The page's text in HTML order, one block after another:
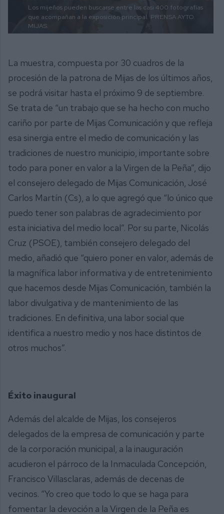
Los mijeños pueden buscarse entre las casi 400 fotografías
que acompañan a la exposición principal. PRENSA AYTO.
MIJAS.
La muestra, compuesta por 30 cuadros de la
procesión de la patrona de Mijas de los últimos años,
se podrá visitar hasta el próximo 9 de septiembre.
Se trata de “un trabajo que se ha hecho con mucho
cariño por parte de Mijas Comunicación y que refleja
esa sinergia entre el medio de comunicación y las
tradiciones de nuestro municipio, importante sobre
todo para poner en valor a la Virgen de la Peña”, dijo
el consejero delegado de Mijas Comunicación, José
Carlos Martín (Cs), a lo que agregó que “lo único que
puedo tener son palabras de agradecimiento por
esta iniciativa del medio local”. Por su parte, Nicolás
Cruz (PSOE), también consejero delegado del
medio, añadió que “quiero poner en valor, además de
la magnífica labor informativa y de entretenimiento
que hacemos desde Mijas Comunicación, también la
labor divulgativa y de mantenimiento de las
tradiciones. En definitiva, una labor social que
identifica a nuestro medio y nos hace distintos de
otros muchos”.
Éxito inaugural
Además del alcalde de Mijas, los consejeros
delegados de la empresa de comunicación y parte
de la corporación municipal, a la inauguración
acudieron el párroco de la Inmaculada Concepción,
Francisco Villasclaras, además de decenas de
vecinos. “Yo creo que todo lo que se haga para
fomentar la devoción a la Virgen de la Peña es